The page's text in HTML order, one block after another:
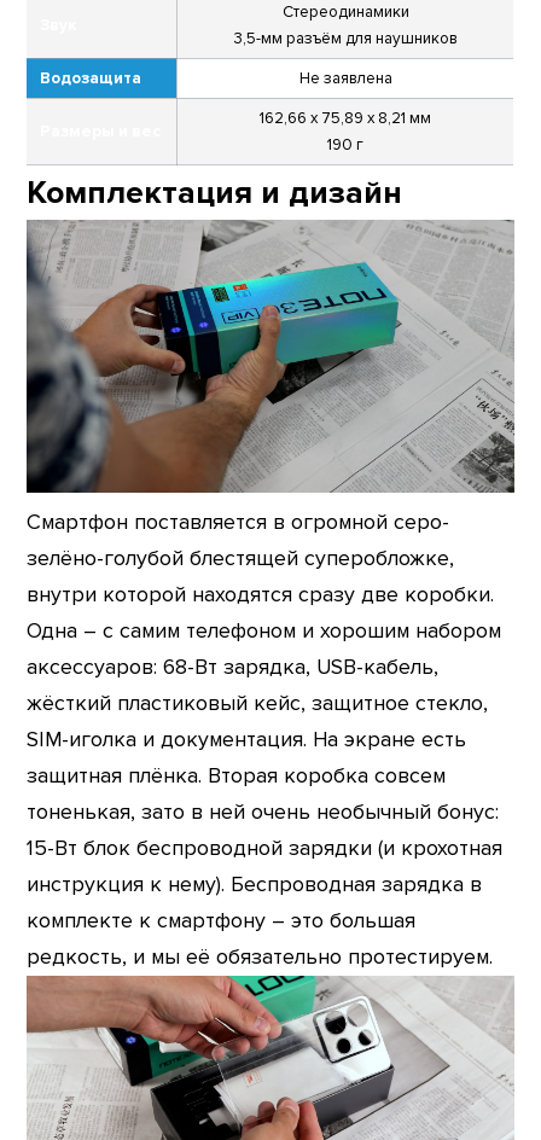
Стереодинамики
3,5-мм разъём для наушников
Водозащита Не заявлена
162,66 x 75,89 x 8,21 мм
190 г
Комплектация и дизайн
Смартфон поставляется в огромной серо-
зелёно-голубой блестящей суперобложке,
внутри которой находятся сразу две коробки.
Одна – с самим телефоном и хорошим набором
аксессуаров: 68-Вт зарядка, USB-кабель,
жёсткий пластиковый кейс, защитное стекло,
SIM-иголка и документация. На экране есть
защитная плёнка. Вторая коробка совсем
тоненькая, зато в ней очень необычный бонус:
15-Вт блок беспроводной зарядки (и крохотная
инструкция к нему). Беспроводная зарядка в
комплекте к смартфону – это большая
редкость, и мы её обязательно протестируем.